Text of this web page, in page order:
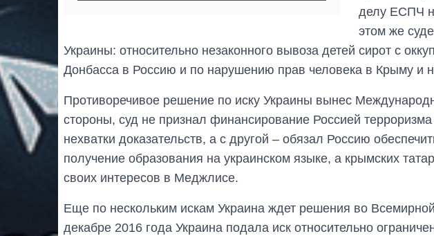
делу ЕСПЧ
этом же
Украины: относительно незаконного вывоза детей сирот с
Донбасса в Россию и по нарушению прав человека в Крыму и
Противоречивое решение по иску Украины вынес
стороны, суд не признал финансирование Россией
нехватки доказательств, а с другой – обязал Россию
получение образования на украинском языке, а крымских
своих интересов в Меджлисе.
Еще по нескольким искам Украина ждет решения во
декабре 2016 года Украина подала иск относительно